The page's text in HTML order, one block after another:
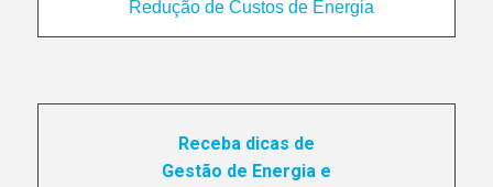
Redução de Custos de Energia
Receba dicas de
Gestão de Energia e